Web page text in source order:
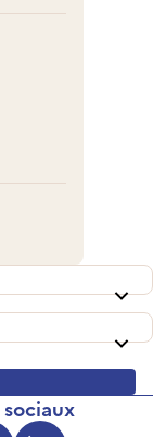
sociaux